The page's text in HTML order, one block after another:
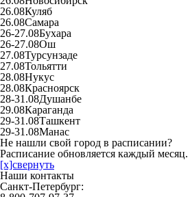
26.08Куляб
26.08Самара
26-27.08Бухара
26-27.08Ош
27.08Турсунзаде
27.08Тольятти
28.08Нукус
28.08Красноярск
28-31.08Душанбе
29.08Караганда
29-31.08Ташкент
29-31.08Манас
Не нашли свой город в расписании?
Расписание обновляется каждый месяц.
[x]свернуть
Наши контакты
Санкт-Петербург: